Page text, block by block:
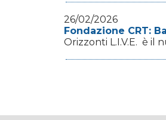
26/02/2026
Fondazione CRT:
Orizzonti L.I.V.E. è il